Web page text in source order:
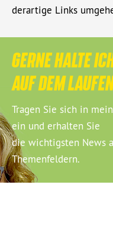
derartige Links
GERNE HALTE
AUF DEM
Tragen Sie sich in
ein und erhalten Sie
die wichtigsten News
Themenfeldern.